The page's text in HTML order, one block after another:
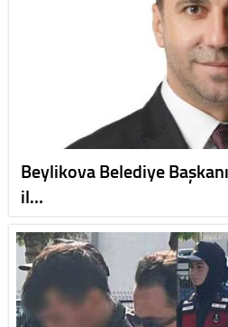
Beylikova Belediye
il…